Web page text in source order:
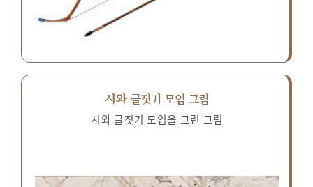
시와 글짓기 모임 그림
시와 글짓기 모임을 그린 그림